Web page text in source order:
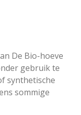
De Bio-hoeve
gebruik te
synthetische
sommige